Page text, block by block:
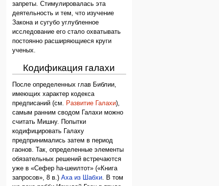
запреты. Стимулировалась эта
деятельность и тем, что изучение
Закона и сугубо углубленное
исследование его стало охватывать
постоянно расширяющиеся круги
ученых.
Кодификация галахи
После определенных глав Библии,
имеющих характер кодекса
предписаний (см.
Развитие Галахи),
самым ранним сводом Галахи можно
считать Мишну. Попытки
кодифицировать Галаху
предпринимались затем в период
гаонов. Так, определенные элементы
обязательных решений встречаются
уже в «Сефер hа-шеилтот» («Книга
запросов», 8 в.)Аха из Шабхи . В том